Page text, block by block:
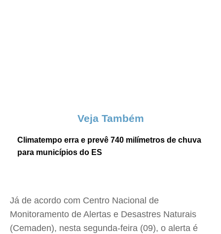
Veja Também
Climatempo erra e prevê 740 milímetros de chuva
para municípios do ES
Já de acordo com Centro Nacional de
Monitoramento de Alertas e Desastres Naturais
(Cemaden), nesta segunda-feira (09), o alerta é